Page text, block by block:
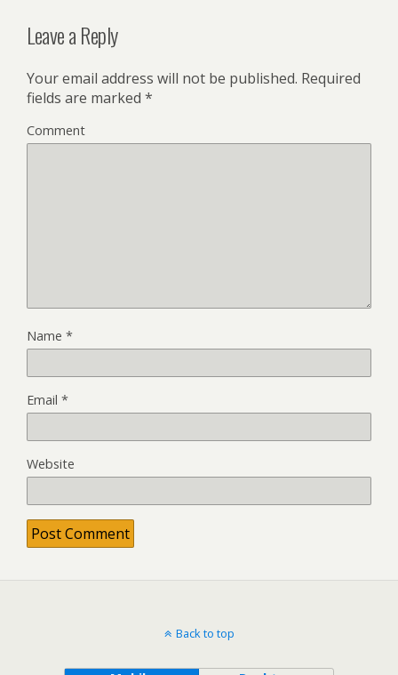
Leave a Reply
Your email address will not be published. Required
fields are marked *
Comment
Name *
Email *
Website
Back to top